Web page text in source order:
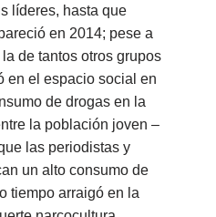
líderes, hasta que
en 2014; pese a
de tantos otros grupos
en el espacio social en
de drogas en la
la población joven –
las periodistas y
un alto consumo de
tiempo arraigó en la